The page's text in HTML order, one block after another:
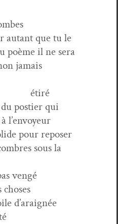
autant que tu le
poème il ne sera
jamais
posti­er qui
l’envoyeur
pour repos­er
sous la
vengé
d’araignée